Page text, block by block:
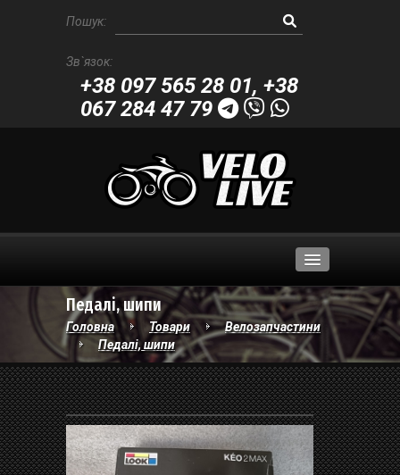
Пошук:
Зв`язок:
+38 097 565 28 01, +38
067 284 47 79
Велосипеди
Велозапчастини
Навігатори, фляги, тримачі
Велоформа, окуляри
Педалі, шипи
Головна Товари
Велозапчастини
Педалі, шипи